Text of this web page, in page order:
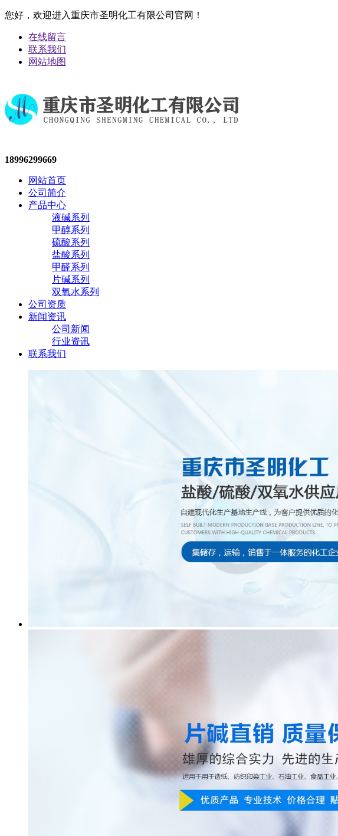
您好，欢迎进入重庆市圣明化工有限公司官网！
在线留言
联系我们
网站地图
18996299669
网站首页
公司简介
产品中心
液碱系列
甲醇系列
硫酸系列
盐酸系列
甲醛系列
片碱系列
双氧水系列
公司资质
新闻资讯
公司新闻
行业资讯
联系我们